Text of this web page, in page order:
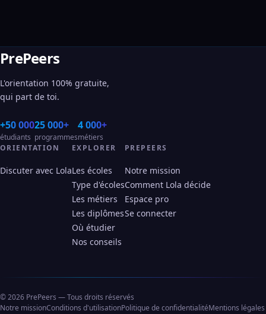
PrePeers
L'orientation 100% gratuite,
qui part de toi.
+50 000
étudiants
25 000+
programmes
4 000+
métiers
ORIENTATION
Discuter avec Lola
EXPLORER
Les écoles
Type d'écoles
Les métiers
Les diplômes
Où étudier
Nos conseils
PREPEERS
Notre mission
Comment Lola décide
Espace pro
Se connecter
© 2026 PrePeers — Tous droits réservés
Notre missionConditions d'utilisationPolitique de confidentialitéMentions légales